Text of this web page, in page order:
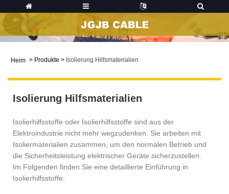
Heim > Produkte > Isolierung Hilfsmaterialien
Isolierung Hilfsmaterialien
Isolierhilfsstoffe oder Isolierhilfsstoffe sind aus der
Elektroindustrie nicht mehr wegzudenken. Sie arbeiten mit
Isoliermaterialien zusammen, um den normalen Betrieb und
die Sicherheitsleistung elektrischer Geräte sicherzustellen.
Im Folgenden finden Sie eine detaillierte Einführung in
Isolierhilfsstoffe: